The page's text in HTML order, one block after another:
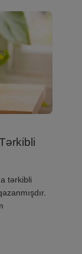
tərkibli